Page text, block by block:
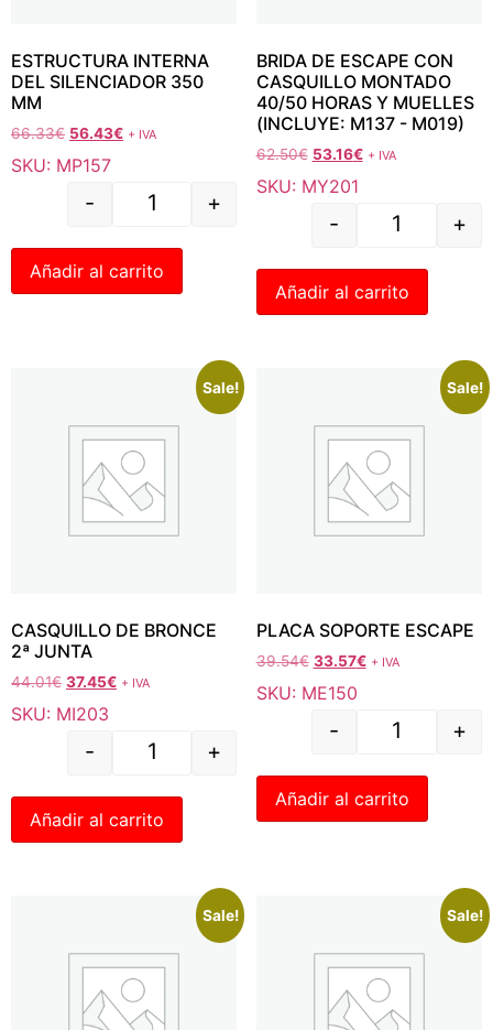
ESTRUCTURA INTERNA
DEL SILENCIADOR 350
MM
66.33€ 56.43€ + IVA
SKU: MP157
- +
Añadir al carrito
BRIDA DE ESCAPE CON
CASQUILLO MONTADO
40/50 HORAS Y MUELLES
(INCLUYE: M137 - M019)
62.50€ 53.16€ + IVA
SKU: MY201
- +
Añadir al carrito
Sale!
CASQUILLO DE BRONCE
2ª JUNTA
44.01€ 37.45€ + IVA
SKU: MI203
- +
Añadir al carrito
Sale!
PLACA SOPORTE ESCAPE
39.54€ 33.57€ + IVA
SKU: ME150
- +
Añadir al carrito
Sale! Sale!